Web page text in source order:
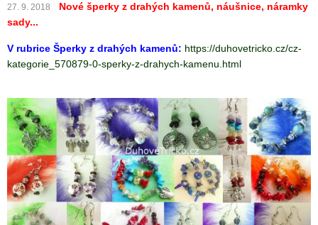
27. 9. 2018 Nové šperky z drahých kamenů, náušnice, náramky
sady...
V rubrice Šperky z drahých kamenů: https://duhovetricko.cz/cz-
kategorie_570879-0-sperky-z-drahych-kamenu.html